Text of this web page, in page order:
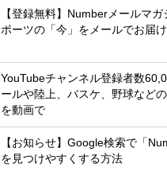
【登録無料】Numberメールマ
ポーツの「今」をメールでお届け
YouTubeチャンネル登録者数
ールや陸上、バスケ、野球など
を動画で
【お知らせ】Google検索で「
を見つけやすくする方法